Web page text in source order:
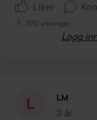
Liker
390 visninger
Logg
LM
3 år